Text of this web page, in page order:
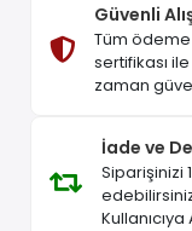
Güvenli
Tüm ödeme
sertifikası
zaman
İade ve
Siparişinizi
Kullanıcıya